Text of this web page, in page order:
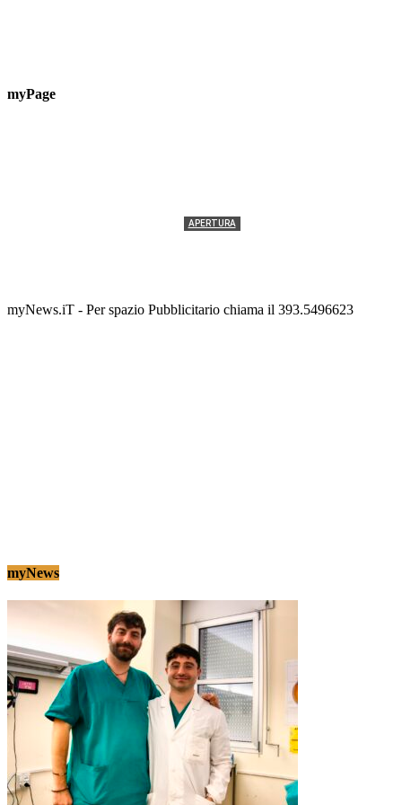
myPage
APERTURA
myNews.iT - Per spazio Pubblicitario chiama il 393.5496623
myNews